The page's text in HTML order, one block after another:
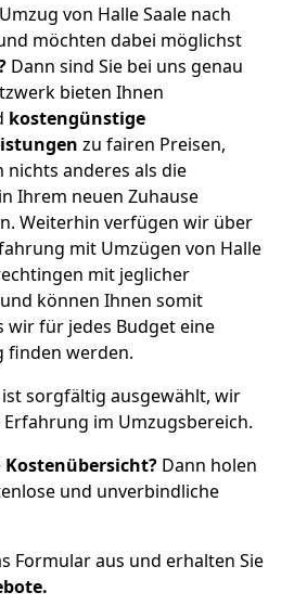
von Halle Saale nach
möchten dabei möglichst
Dann sind Sie bei uns genau
bieten Ihnen
kostengünstige
zu fairen Preisen,
nichts anderes als die
Ihrem neuen Zuhause
Weiterhin verfügen wir über
mit Umzügen von Halle
mit jeglicher
können Ihnen somit
wir für jedes Budget eine
finden werden.
ist sorgfältig ausgewählt, wir
Erfahrung im Umzugsbereich.
Kostenübersicht? Dann holen
und unverbindliche
Formular aus und erhalten Sie